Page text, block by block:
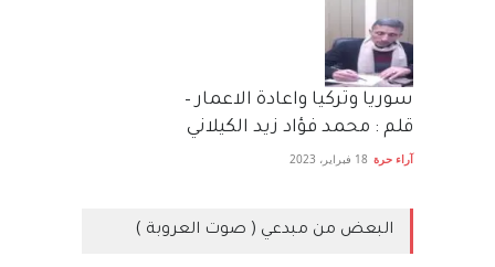
سوريا وتركيا واعادة الاعمار –
قلم : محمد فؤاد زيد الكيلاني
آراء حرة 18 فبراير، 2023
البعض من مبدعي ( صوت العروبة )